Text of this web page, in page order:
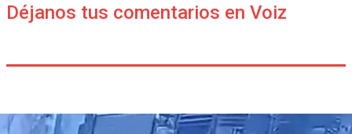
Déjanos tus comentarios en Voiz